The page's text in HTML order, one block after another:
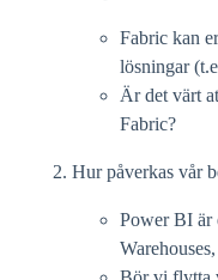
Fabric kan
lösningar
Är det värt
Fabric?
Hur påverkas vår
Power BI är